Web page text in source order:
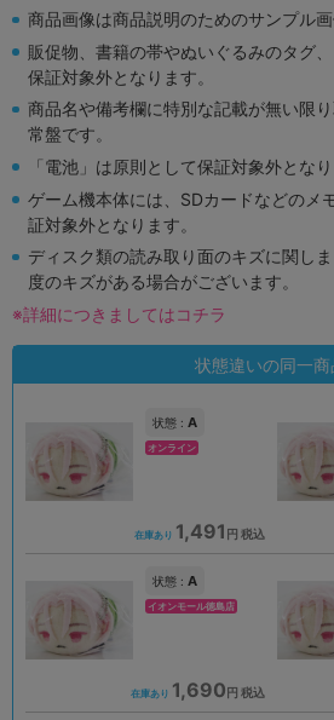
商品画像は商品説明のためのサンプル画
販促物、書籍の帯やぬいぐるみのタグ
保証対象外となります。
商品名や備考欄に特別な記載が無い限
常盤です。
「電池」は原則として保証対象外となり
ゲーム機本体には、SDカードなどのメ
証対象外となります。
ディスク類の読み取り面のキズに関し
度のキズがある場合がございます。
※詳細につきましてはコチラ
状態違いの同一商
状態 : A
オンライン
在庫あり 1,491 円 税込
状態 : A
イオンモール徳島店
在庫あり 1,690円 税込